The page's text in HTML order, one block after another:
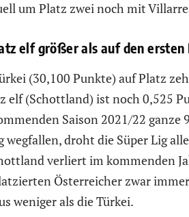
um Platz zwei noch mit
elf größer als auf den ersten
(30,100 Punkte) auf Platz
elf (Schottland) ist noch 0,525
Saison 2021/22 ganze
wegfallen, droht die Süper Lig
verliert im kommenden
Österreicher zwar
weniger als die Türkei.